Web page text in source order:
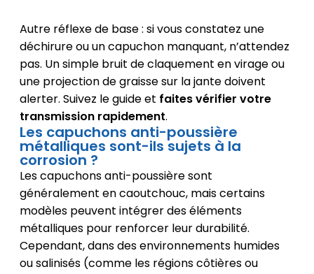
Autre réflexe de base : si vous constatez une
déchirure ou un capuchon manquant, n’attendez
pas. Un simple bruit de claquement en virage ou
une projection de graisse sur la jante doivent
alerter. Suivez le guide et faites vérifier votre
transmission rapidement.
Les capuchons anti-poussière
métalliques sont-ils sujets à la
corrosion ?
Les capuchons anti-poussière sont
généralement en caoutchouc, mais certains
modèles peuvent intégrer des éléments
métalliques pour renforcer leur durabilité.
Cependant, dans des environnements humides
ou salinisés (comme les régions côtières ou